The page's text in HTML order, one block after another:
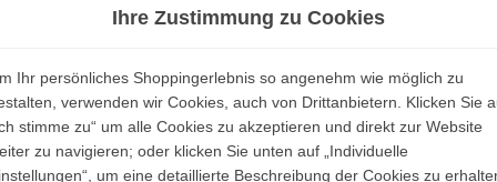
absolut versandkostenfrei
ZEIGEN
absolut ZEIGEN
Verkaufspreis
ab 1.163,00 €
Verkaufspreis
ab 200,00 €
190,00 €
Ihre Zustimmung zu Cookies
Ihr persönliches Shoppingerlebnis so angenehm wie möglich zu
verwenden wir Cookies, auch von Drittanbietern. Klicken Sie
stimme zu“ um alle Cookies zu akzeptieren und direkt zur Website
zu navigieren; oder klicken Sie unten auf „Individuelle
um eine detaillierte Beschreibung der Cookies zu